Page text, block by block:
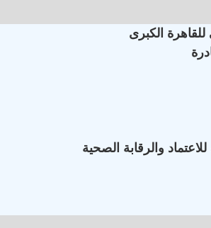
الكبرى
والرقابة الصحية